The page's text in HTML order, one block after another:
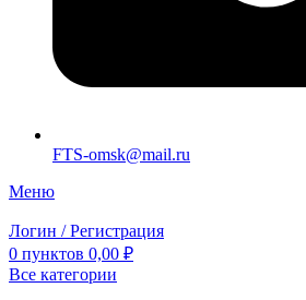
FTS-omsk@mail.ru
Меню
Логин / Регистрация
0 пунктов 0,00 ₽
Все категории